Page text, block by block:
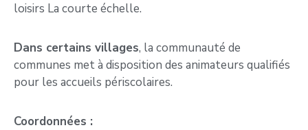
loisirs La courte échelle.
Dans certains villages, la communauté de
communes met à disposition des animateurs qualifiés
pour les accueils périscolaires.
Coordonnées :